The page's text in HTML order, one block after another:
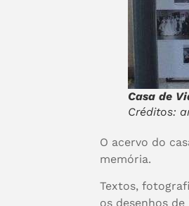
Casa de
Créditos:
O acervo do
memória.
Textos,
os desenhos